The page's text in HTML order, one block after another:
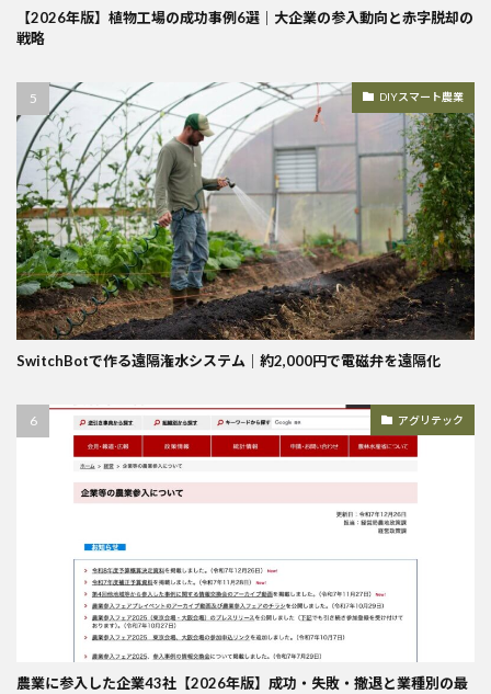
【2026年版】植物工場の成功事例6選｜大企業の参入動向と赤字脱却の
戦略
DIYスマート農業
SwitchBotで作る遠隔潅水システム｜約2,000円で電磁弁を遠隔化
アグリテック
農業に参入した企業43社【2026年版】成功・失敗・撤退と業種別の最